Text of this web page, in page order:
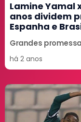
Lamine Yamal
anos dividem
Espanha e
Grandes
há 2 anos